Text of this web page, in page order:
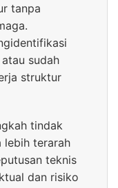
tanpa
sudah
struktur
tindak
lebih terarah
teknis
dan risiko